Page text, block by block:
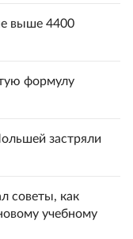
выше 4400
формулу
застряли
советы, как
учебному